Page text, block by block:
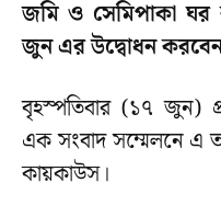
জমি ও সেমিপাকা ঘর
জুন এর উদ্বোধন করবেন
বৃহস্পতিবার (১৭ জুন)
এক সংবাদ সম্মেলনে এ
কায়কাউস।